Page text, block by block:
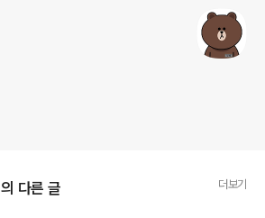
의 다른 글 더보기